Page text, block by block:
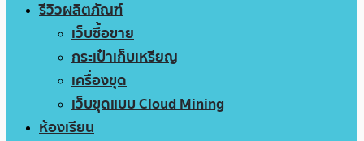
รีวิวผลิตภัณฑ์
เว็บซื้อขาย
กระเป๋าเก็บเหรียญ
เครื่องขุด
เว็บขุดแบบ Cloud Mining
ห้องเรียน